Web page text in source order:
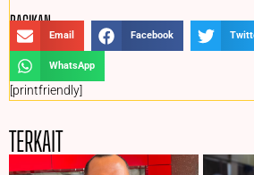
BAGIKAN :
Email Facebook
WhatsApp
[printfriendly]
TERKAIT